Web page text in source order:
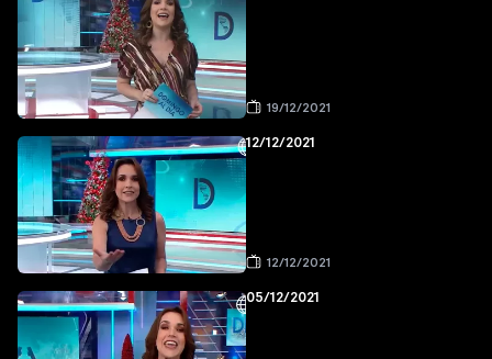
19/12/2021
12/12/2021
12/12/2021
05/12/2021